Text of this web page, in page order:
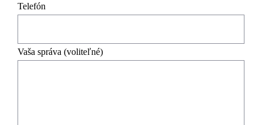
Telefón
Vaša správa (voliteľné)